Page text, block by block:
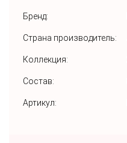
Бренд:
Страна производитель:
Коллекция:
Состав:
Артикул: